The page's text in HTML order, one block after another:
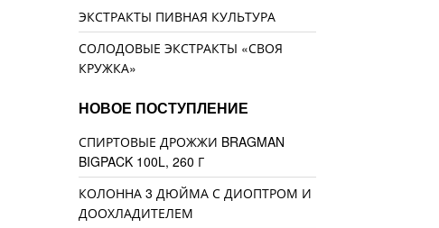
ЭКСТРАКТЫ ПИВНАЯ КУЛЬТУРА
СОЛОДОВЫЕ ЭКСТРАКТЫ «СВОЯ
КРУЖКА»
НОВОЕ ПОСТУПЛЕНИЕ
СПИРТОВЫЕ ДРОЖЖИ BRAGMAN
BIGPACK 100L, 260 Г
КОЛОННА 3 ДЮЙМА С ДИОПТРОМ И
ДООХЛАДИТЕЛЕМ